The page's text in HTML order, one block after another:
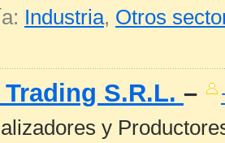
Industria, Otros
Trading S.R.L. –
y